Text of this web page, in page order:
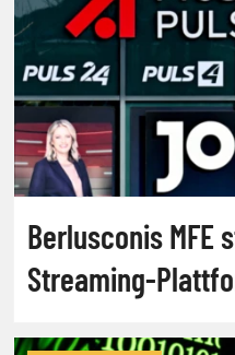
Berlusconis MFE
Streaming-